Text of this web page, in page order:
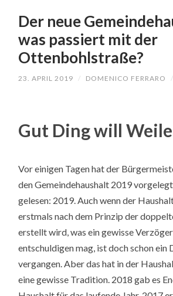
Der neue
was passiert mit der
Ottenbohlstraße?
23. APRIL 2019 / DOMENICO FERRARO /
Gut Ding will
Vor einigen Tagen hat der
den Gemeindehaushalt 2019
gelesen: 2019. Auch wenn der
erstmals nach dem Prinzip der
erstellt wird, was ein gewisse
entschuldigen mag, ist doch schon ein
vergangen. Aber das hat in der
eine gewisse Tradition. 2018 gab es